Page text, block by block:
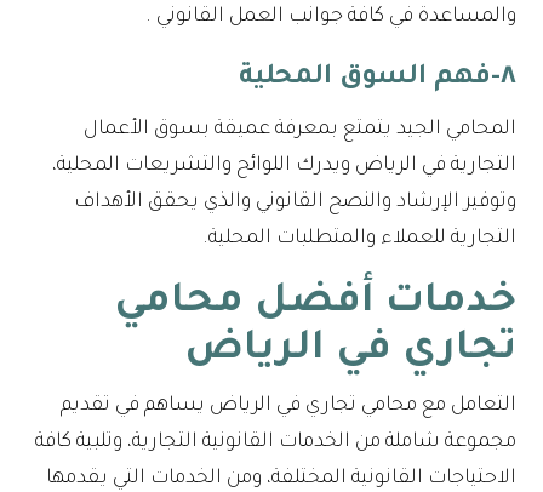
والمساعدة في كافة جوانب العمل القانوني .
٨-فهم السوق المحلية
المحامي الجيد يتمتع بمعرفة عميقة بسوق الأعمال
التجارية في الرياض ويدرك اللوائح والتشريعات المحلية،
وتوفير الإرشاد والنصح القانوني والذي يحقق الأهداف
التجارية للعملاء والمتطلبات المحلية.
خدمات أفضل محامي
تجاري في الرياض
التعامل مع محامي تجاري في الرياض يساهم في تقديم
مجموعة شاملة من الخدمات القانونية التجارية، وتلبية كافة
الاحتياجات القانونية المختلفة، ومن الخدمات التي يقدمها